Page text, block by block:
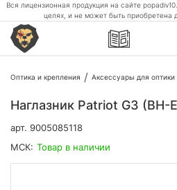
Вся лицензионная продукция на сайте
целях, и не может быть приобретена
Оптика и крепления Аксессуары для оптики
Наглазник Patriot G3
арт. 9005085118
МСК: Товар в наличии